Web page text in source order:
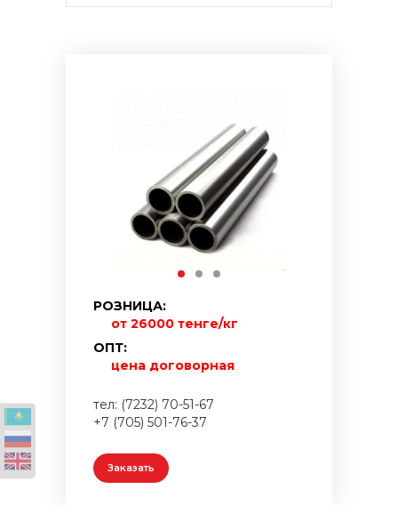
РОЗНИЦА:
от 26000 тенге/кг
ОПТ:
цена договорная
тел: (7232) 70-51-67
+7 (705) 501-76-37
Заказать